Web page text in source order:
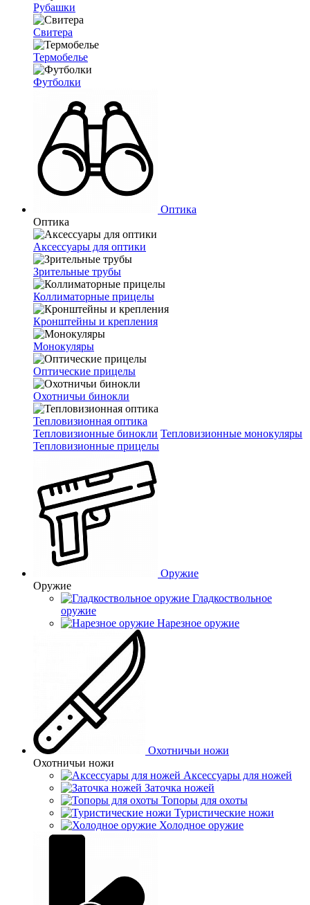
Рубашки
Свитера
Термобелье
Футболки
Оптика
Оптика
Аксессуары для оптики
Зрительные трубы
Коллиматорные прицелы
Кронштейны и крепления
Монокуляры
Оптические прицелы
Охотничьи бинокли
Тепловизионная оптика
Тепловизионные бинокли Тепловизионные монокуляры
Тепловизионные прицелы
Оружие
Оружие
Гладкоствольное
оружие
Нарезное оружие
Охотничьи ножи
Охотничьи ножи
Аксессуары для ножей
Заточка ножей
Топоры для охоты
Туристические ножи
Холодное оружие